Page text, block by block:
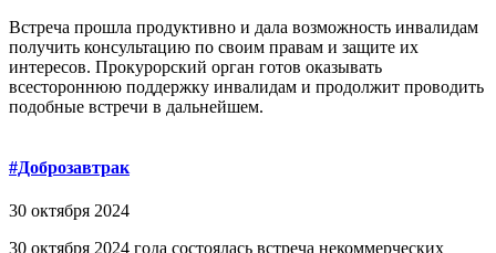
Встреча прошла продуктивно и дала возможность инвалидам
получить консультацию по своим правам и защите их
интересов. Прокурорский орган готов оказывать
всестороннюю поддержку инвалидам и продолжит проводить
подобные встречи в дальнейшем.
#Доброзавтрак
30 октября 2024
30 октября 2024 года состоялась встреча некоммерческих